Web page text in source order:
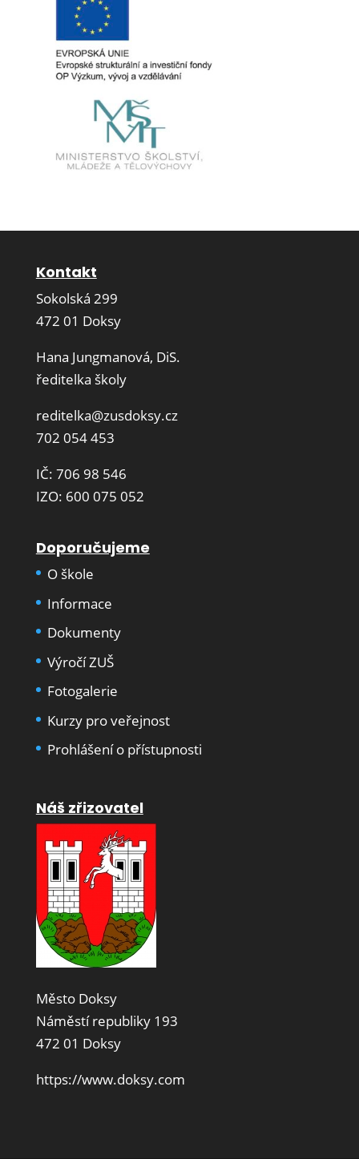
Kontakt
Sokolská 299
472 01 Doksy
Hana Jungmanová, DiS.
ředitelka školy
reditelka@zusdoksy.cz
702 054 453
IČ: 706 98 546
IZO: 600 075 052
Doporučujeme
O škole
Informace
Dokumenty
Výročí ZUŠ
Fotogalerie
Kurzy pro veřejnost
Prohlášení o přístupnosti
Náš zřizovatel
Město Doksy
Náměstí republiky 193
472 01 Doksy
https://www.doksy.com